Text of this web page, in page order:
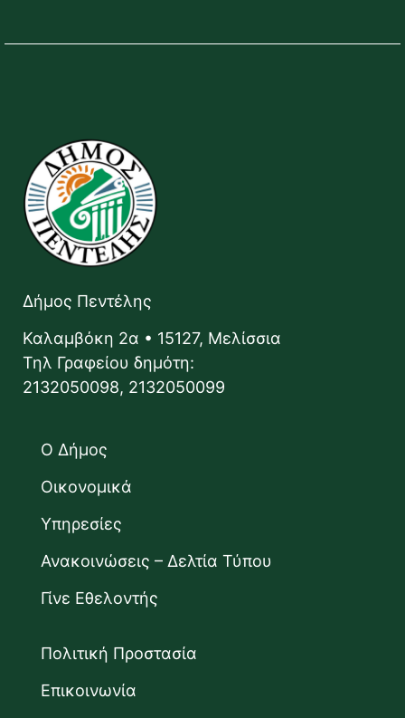
Δήμος Πεντέλης
Καλαμβόκη 2α • 15127, Μελίσσια
Τηλ Γραφείου δημότη:
2132050098, 2132050099
Ο Δήμος
Οικονομικά
Υπηρεσίες
Ανακοινώσεις – Δελτία Τύπου
Γίνε Εθελοντής
Πολιτική Προστασία
Επικοινωνία